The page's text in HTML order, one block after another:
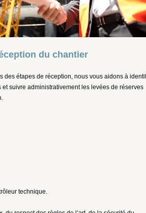
du chantier
des étapes de réception, nous vous aidons à
et suivre administrativement les levées de réserves
technique.